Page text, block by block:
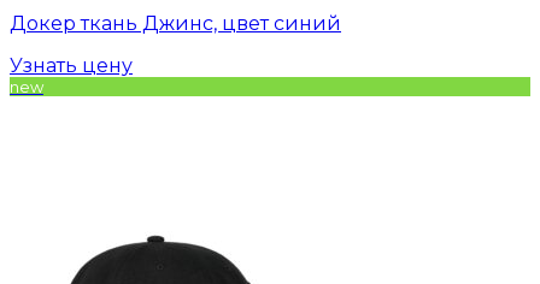
Докер ткань Джинс, цвет синий
Узнать цену
new